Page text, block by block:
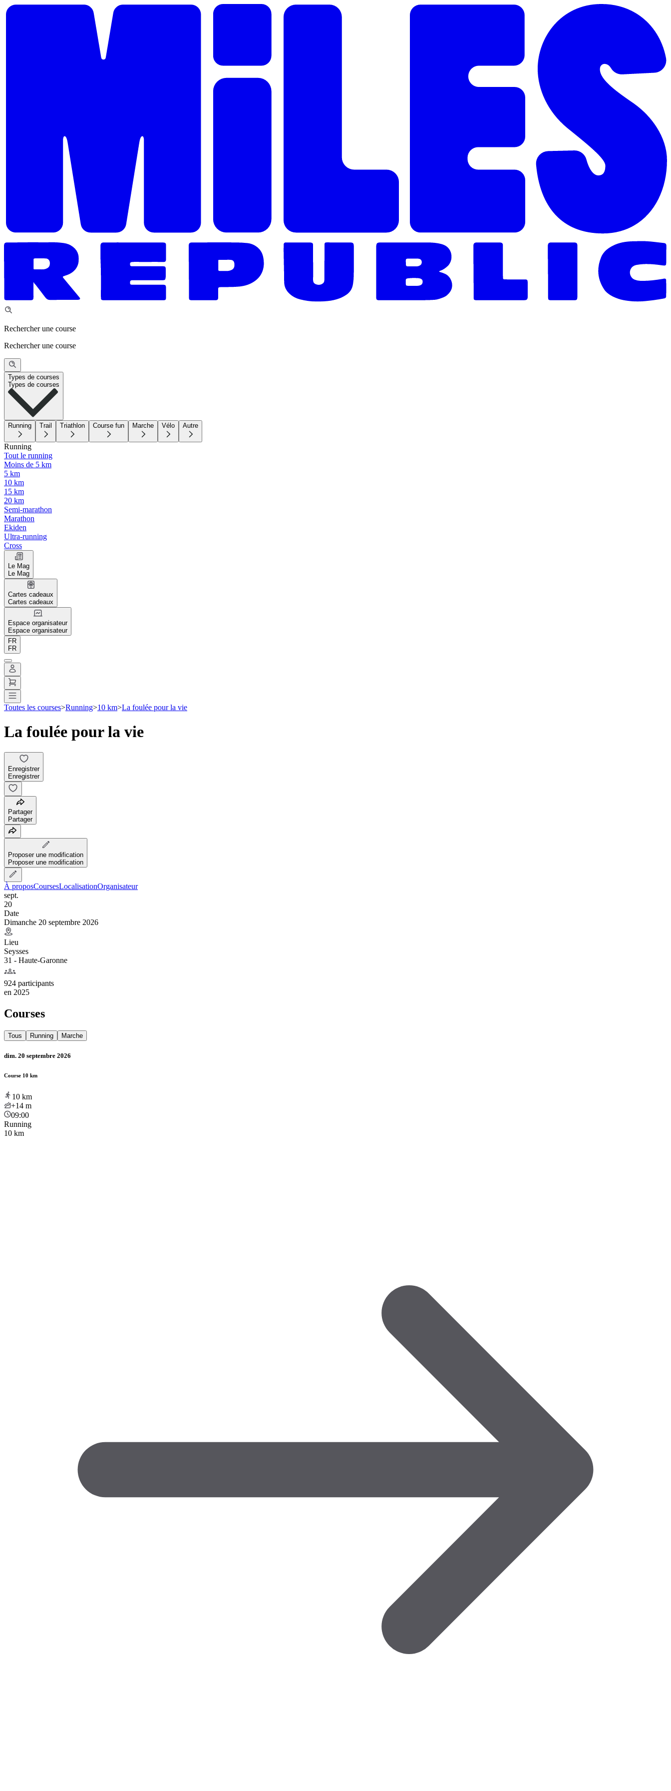
Rechercher une course
Rechercher une course
Types de courses
Types de courses
Running Trail Triathlon Course fun Marche Vélo Autre
Running
Tout le running
Moins de 5 km
5 km
10 km
15 km
20 km
Semi-marathon
Marathon
Ekiden
Ultra-running
Cross
Le Mag
Le Mag
Cartes cadeaux
Cartes cadeaux
Espace organisateur
Espace organisateur
FR
FR
Toutes les courses>Running>10 km>La foulée pour la vie
La foulée pour la vie
Enregistrer
Enregistrer
Partager
Partager
Proposer une modification
Proposer une modification
À proposCoursesLocalisationOrganisateur
sept.
20
Date
Dimanche 20 septembre 2026
Lieu
Seysses
31 - Haute-Garonne
924 participants
en 2025
Courses
Tous Running Marche
dim. 20 septembre 2026
Course 10 km
10 km
+14 m
09:00
Running
10 km